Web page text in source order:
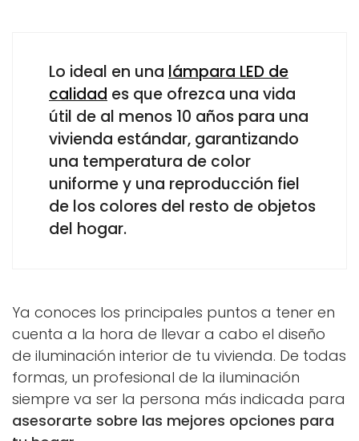
Lo ideal en una lámpara LED de
calidad es que ofrezca una vida
útil de al menos 10 años para una
vivienda estándar, garantizando
una temperatura de color
uniforme y una reproducción fiel
de los colores del resto de objetos
del hogar.
Ya conoces los principales puntos a tener en
cuenta a la hora de llevar a cabo el diseño
de iluminación interior de tu vivienda. De todas
formas, un profesional de la iluminación
siempre va ser la persona más indicada para
asesorarte sobre las mejores opciones para